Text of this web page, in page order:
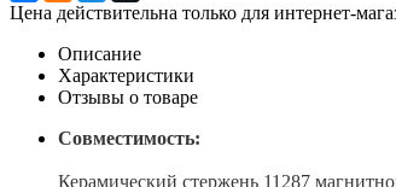
Цена действительна только для интернет-
Описание
Характеристики
Отзывы о товаре
Совместимость:
Керамический стержень 11287